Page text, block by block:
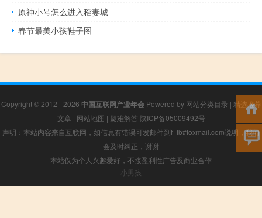
原神小号怎么进入稻妻城
春节最美小孩鞋子图
Copyright © 2012 - 2026 中国互联网产业年会Powered by 网站分类目录 | 精选推荐
文章 | 网站地图 | 疑难解答 陕ICP备05009492号
声明：本站内容来自互联网，如信息有错误可发邮件到f_fb#foxmail.com说明，我们
会及时纠正，谢谢
本站仅为个人兴趣爱好，不接盈利性广告及商业合作
小男孩